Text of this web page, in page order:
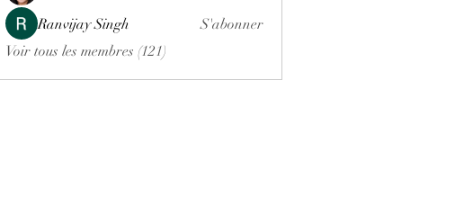
Ranvijay Singh
S'abonner
Voir tous les membres (121)